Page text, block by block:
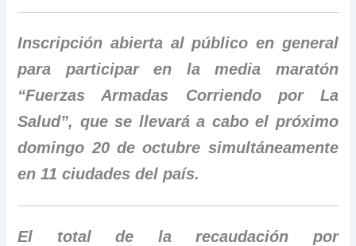
Inscripción abierta al público en general
para participar en la media maratón
“Fuerzas Armadas Corriendo por La
Salud”, que se llevará a cabo el próximo
domingo 20 de octubre simultáneamente
en 11 ciudades del país.
El total de la recaudación por